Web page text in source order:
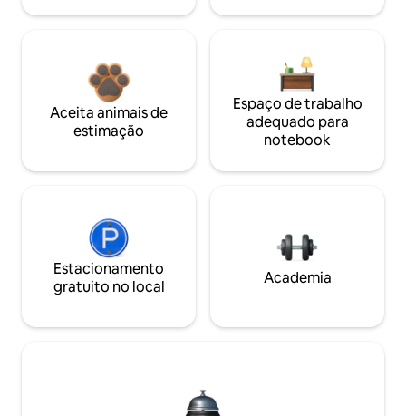
Aceita animais de
estimação
Espaço de trabalho
adequado para
notebook
Estacionamento
gratuito no local
Academia